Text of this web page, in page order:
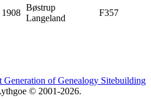
1908
Bøstrup
Langeland
F357
Generation of Genealogy Sitebuilding
© 2001-2026.